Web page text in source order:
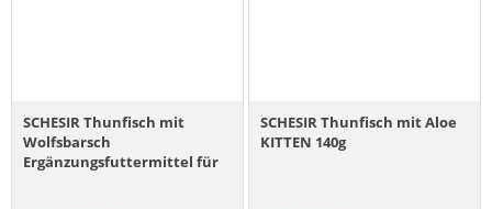
SCHESIR Thunfisch mit
Wolfsbarsch
Ergänzungsfuttermittel für
SCHESIR Thunfisch mit Aloe
KITTEN 140g